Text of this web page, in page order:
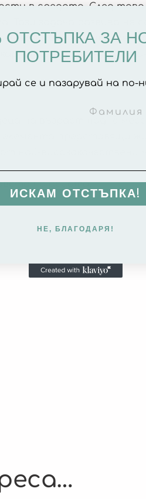
в средата. След
Тази задача развива не
всички елементи,
Това е чудесен
на възраст над 18
елемента представящи
най-
на децата.
ОТСТЪПКА ЗА
ПОТРЕБИТЕЛИ
се и пазарувай на по-
ИСКАМ ОТСТЪПКА!
НЕ, БЛАГОДАРЯ!